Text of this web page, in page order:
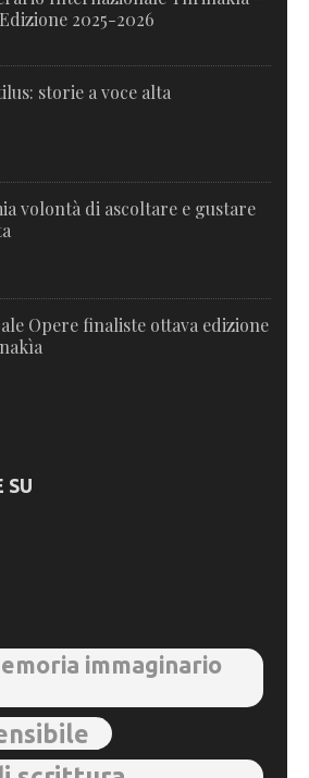
2025-2026
storie a voce alta
volontà di ascoltare e gustare
Opere finaliste ottava edizione
SU
immaginario